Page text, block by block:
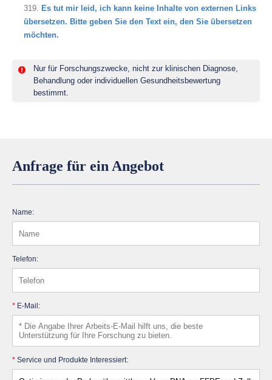
319. Es tut mir leid, ich kann keine Inhalte von externen Links
übersetzen. Bitte geben Sie den Text ein, den Sie übersetzen
möchten.
Nur für Forschungszwecke, nicht zur klinischen Diagnose,
Behandlung oder individuellen Gesundheitsbewertung
bestimmt.
Anfrage für ein Angebot
Name:
Telefon:
* E-Mail:
* Service und Produkte Interessiert: